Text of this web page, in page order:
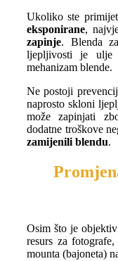
Ukoliko ste
eksponirane,
zapinje. Blenda
ljepljivosti je
mehanizam blende.
Ne postoji
naprosto skloni
može zapinjati
dodatne troškove
zamijenili blendu.
Osim što je
resurs za
mounta (bajoneta)